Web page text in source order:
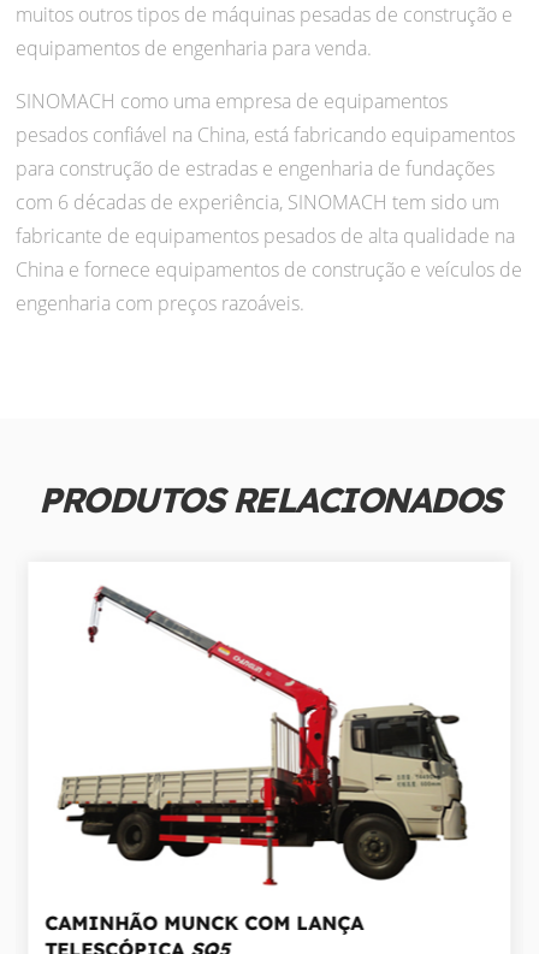
muitos outros tipos de máquinas pesadas de construção e
equipamentos de engenharia para venda.
SINOMACH como uma empresa de equipamentos
pesados confiável na China, está fabricando equipamentos
para construção de estradas e engenharia de fundações
com 6 décadas de experiência, SINOMACH tem sido um
fabricante de equipamentos pesados de alta qualidade na
China e fornece equipamentos de construção e veículos de
engenharia com preços razoáveis.
PRODUTOS RELACIONADOS
CAMINHÃO MUNCK COM LANÇA